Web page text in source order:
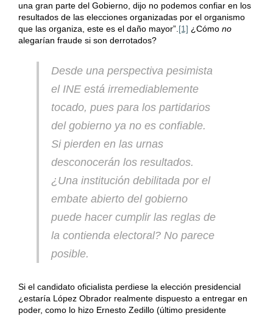
una gran parte del Gobierno, dijo no podemos confiar en los
resultados de las elecciones organizadas por el organismo
que las organiza, este es el daño mayor”.[1] ¿Cómo no
alegarían fraude si son derrotados?
Desde una perspectiva pesimista
el INE está irremediablemente
tocado, pues para los partidarios
del gobierno ya no es confiable.
Si pierden en las urnas
desconocerán los resultados.
¿Una institución debilitada por el
embate abierto del gobierno
puede hacer cumplir las reglas de
la contienda electoral? No parece
posible.
Si el candidato oficialista perdiese la elección presidencial
¿estaría López Obrador realmente dispuesto a entregar en
poder, como lo hizo Ernesto Zedillo (último presidente